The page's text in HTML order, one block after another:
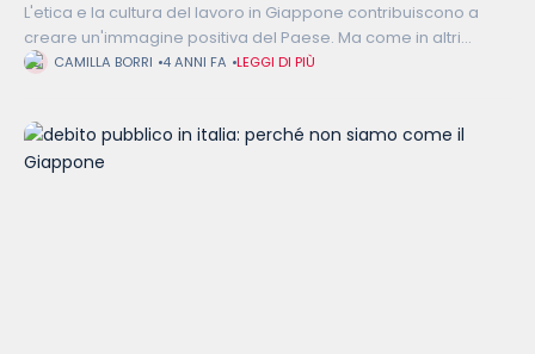
L'etica e la cultura del lavoro in Giappone contribuiscono a
creare un'immagine positiva del Paese. Ma come in altri
ambiti, la società giapponese si rivela contraddittoria e
CAMILLA BORRI 4 ANNI FA LEGGI DI PIÙ